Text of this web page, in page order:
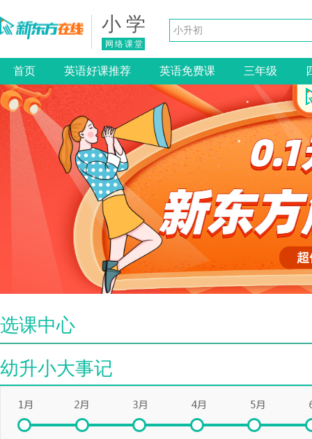
小 学
网络课堂
首页 英语好课推荐 英语免费课 三年级
选课中心
幼升小大事记